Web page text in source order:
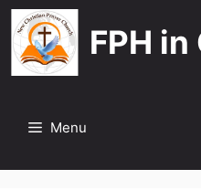
Skip
to
content
FPH
Menu